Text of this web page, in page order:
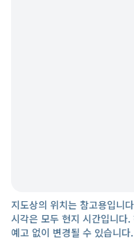
지도상의 위치는 참고용입니
시각은 모두 현지 시간입니다
예고 없이 변경될 수 있습니다.